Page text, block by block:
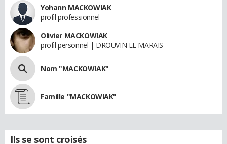
Yohann MACKOWIAK
profil professionnel
Olivier MACKOWIAK
profil personnel | DROUVIN LE MARAIS
Nom "MACKOWIAK"
Famille "MACKOWIAK"
Ils se sont croisés